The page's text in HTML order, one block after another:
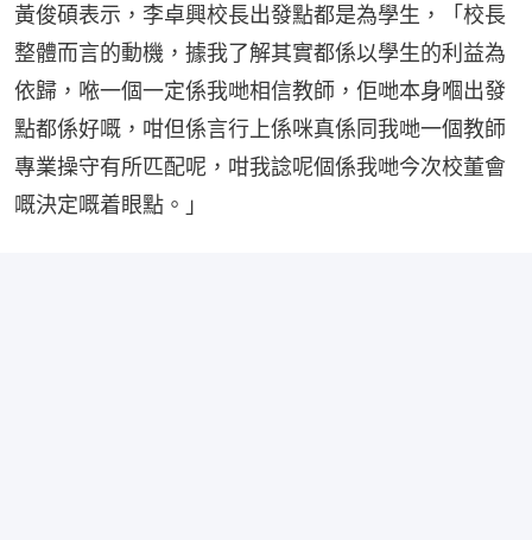
黃俊碩表示，李卓興校長出發點都是為學生，「校長
整體而言的動機，據我了解其實都係以學生的利益為
依歸，𠵱一個一定係我哋相信教師，佢哋本身嗰出發
點都係好嘅，咁但係言行上係咪真係同我哋一個教師
專業操守有所匹配呢，咁我諗呢個係我哋今次校董會
嘅決定嘅着眼點。」